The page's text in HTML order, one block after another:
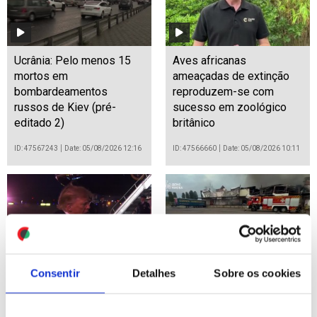
Consentir Detalhes Sobre os cookies
Ucrânia: Pelo menos 15
mortos em
bombardeamentos
russos de Kiev (pré-
editado 2)
ID: 47567243 Date: 05/08/2026 12:16
Aves africanas
ameaçadas de extinção
reproduzem-se com
sucesso em zoológico
britânico
ID: 47566660 Date: 05/08/2026 10:11